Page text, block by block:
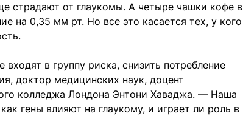
страдают от глаукомы. А четыре чашки кофе в
на 0,35 мм рт. Но все это касается тех, у кого
в группу риска, снизить потребление
доктор медицинских наук, доцент
колледжа Лондона Энтони Хаваджа. — Наша
гены влияют на глаукому, и играет ли роль в